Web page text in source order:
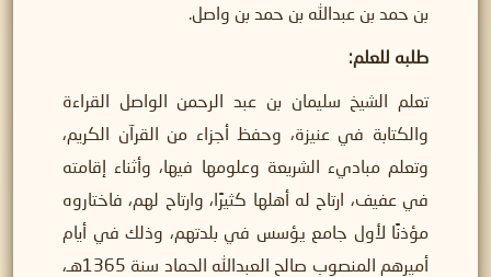
بن حمد بن عبدالله بن حمد بن واصل.
طلبه للعلم:
تعلم الشيخ سليمان بن عبد الرحمن الواصل القراءة
والكتابة في عنيزة، وحفظ أجزاء من القرآن الكريم،
وتعلم مباديء الشريعة وعلومها فيها، وأثناء إقامته
في عفيف، ارتاح له أهلها كثيرًا، وارتاح لهم، فاختاروه
مؤذنًا لأول جامع يؤسس في بلدتهم، وذلك في أيام
أميرهم المنصوب صالح العبدالله الحماد سنة 1365هـ،